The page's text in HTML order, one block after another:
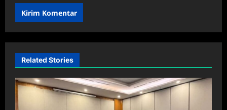
Related Stories